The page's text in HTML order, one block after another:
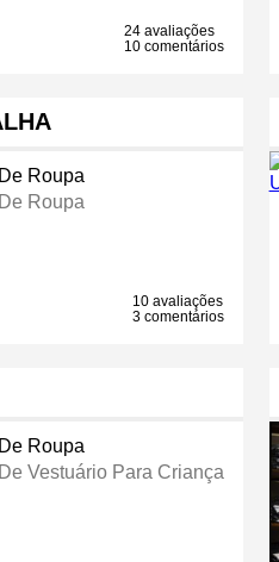
24 avaliações
10 comentários
Roupa
Roupa
10 avaliações
3 comentários
Roupa
Vestuário Para Criança